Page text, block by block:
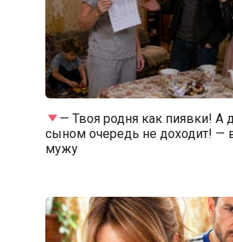
— Твоя родня как пиявки! А
сыном очередь не доходит! —
мужу